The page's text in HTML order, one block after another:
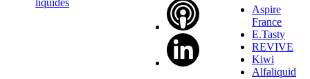
Aspire
France
E.Tasty
REVIVE
Kiwi
Alfaliquid